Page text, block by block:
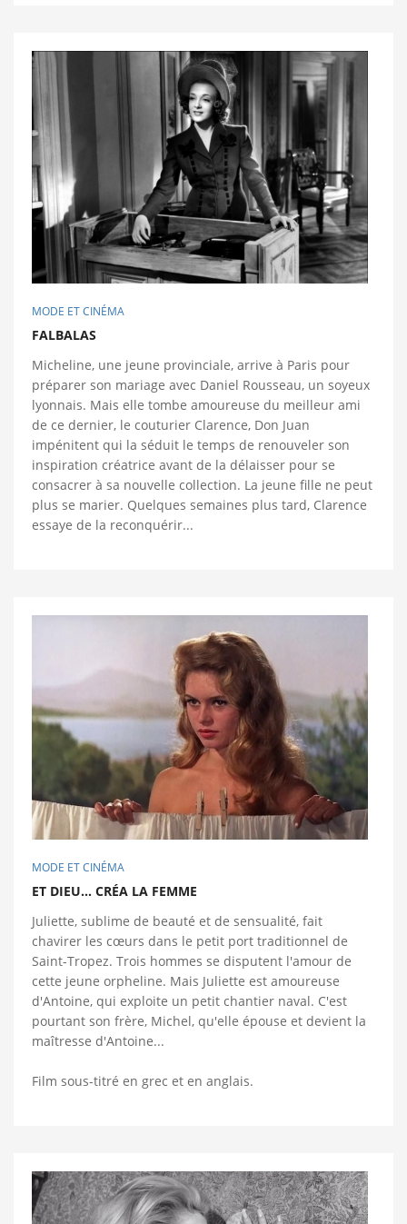
MODE ET CINÉMA
FALBALAS
Micheline, une jeune provinciale, arrive à Paris pour
préparer son mariage avec Daniel Rousseau, un soyeux
lyonnais. Mais elle tombe amoureuse du meilleur ami
de ce dernier, le couturier Clarence, Don Juan
impénitent qui la séduit le temps de renouveler son
inspiration créatrice avant de la délaisser pour se
consacrer à sa nouvelle collection. La jeune fille ne peut
plus se marier. Quelques semaines plus tard, Clarence
essaye de la reconquérir...
MODE ET CINÉMA
ET DIEU... CRÉA LA FEMME
Juliette, sublime de beauté et de sensualité, fait
chavirer les cœurs dans le petit port traditionnel de
Saint-Tropez. Trois hommes se disputent l'amour de
cette jeune orpheline. Mais Juliette est amoureuse
d'Antoine, qui exploite un petit chantier naval. C'est
pourtant son frère, Michel, qu'elle épouse et devient la
maîtresse d'Antoine...
Film sous-titré en grec et en anglais.